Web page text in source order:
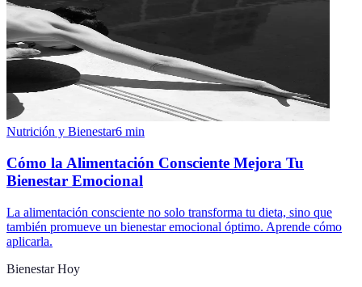
Nutrición y Bienestar6 min
Cómo la Alimentación Consciente Mejora Tu
Bienestar Emocional
La alimentación consciente no solo transforma tu dieta, sino que
también promueve un bienestar emocional óptimo. Aprende cómo
aplicarla.
Bienestar Hoy